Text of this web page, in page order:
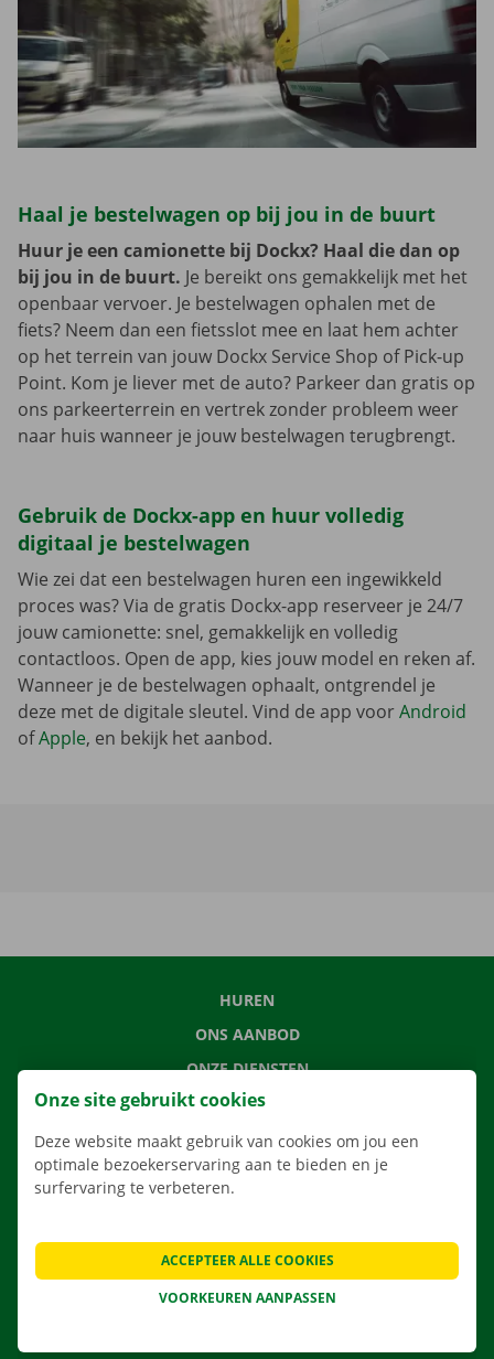
Haal je bestelwagen op bij jou in de buurt
Huur je een camionette bij Dockx? Haal die dan op
bij jou in de buurt. Je bereikt ons gemakkelijk met het
openbaar vervoer. Je bestelwagen ophalen met de
fiets? Neem dan een fietsslot mee en laat hem achter
op het terrein van jouw Dockx Service Shop of Pick-up
Point. Kom je liever met de auto? Parkeer dan gratis op
ons parkeerterrein en vertrek zonder probleem weer
naar huis wanneer je jouw bestelwagen terugbrengt.
Gebruik de Dockx-app en huur volledig
digitaal je bestelwagen
Wie zei dat een bestelwagen huren een ingewikkeld
proces was? Via de gratis Dockx-app reserveer je 24/7
jouw camionette: snel, gemakkelijk en volledig
contactloos. Open de app, kies jouw model en reken af.
Wanneer je de bestelwagen ophaalt, ontgrendel je
deze met de digitale sleutel. Vind de app voorAndroid
ofApple, en bekijk het aanbod.
HUREN
ONS AANBOD
ONZE DIENSTEN
LOCATIES
APP
VERHUISOPLOSSINGEN
CONTACTEER ONS
VEELGESTELDE VRAGEN
Onze site gebruikt cookies
Deze website maakt gebruik van cookies om jou een
optimale bezoekerservaring aan te bieden en je
surfervaring te verbeteren.
VOORKEUREN AANPASSEN
ACCEPTEER ALLE COOKIES